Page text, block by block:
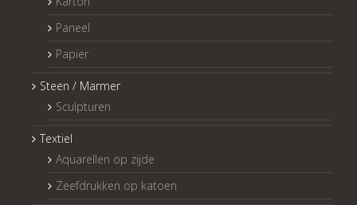
Paneel
Papier
Steen / Marmer
Sculpturen
Textiel
Aquarellen op zijde
Zeefdrukken op katoen